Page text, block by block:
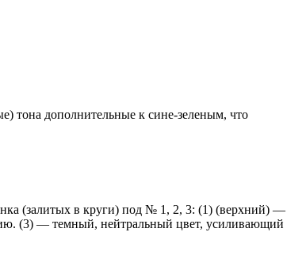
тона дополнительные к сине-зеленым, что
(залитых в круги) под № 1, 2, 3: (1) (верхний) —
(3) — темный, нейтральный цвет, усиливающий